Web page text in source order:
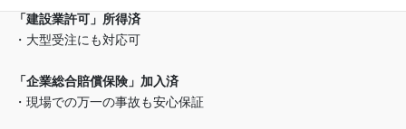
「建設業許可」所得済
・大型受注にも対応可
「企業総合賠償保険」加入済
・現場での万一の事故も安心保証